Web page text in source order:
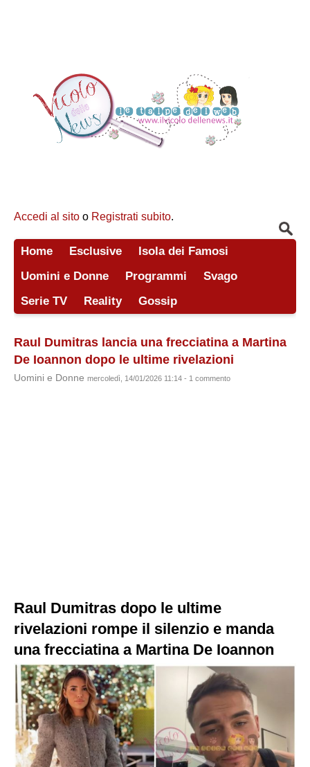
Accedi al sito o Registrati subito.
Home Esclusive
Isola dei Famosi
Uomini e Donne
Programmi
Svago
Serie TV
Reality Gossip
Raul Dumitras lancia una frecciatina a Martina
De Ioannon dopo le ultime rivelazioni
Uomini e Donne mercoledì, 14/01/2026 11:14 - 1 commento
Raul Dumitras dopo le ultime
rivelazioni rompe il silenzio e manda
una frecciatina a Martina De Ioannon